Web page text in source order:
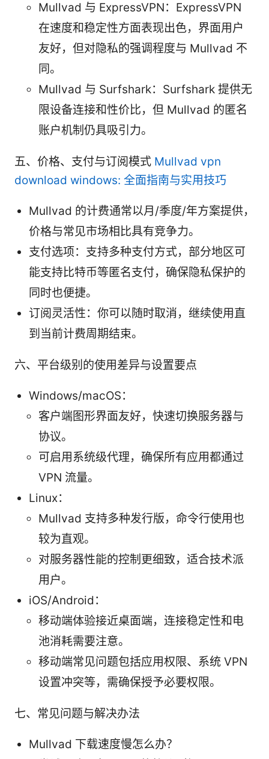
Mullvad 与 ExpressVPN：ExpressVPN
在速度和稳定性方面表现出色，界面用户
友好，但对隐私的强调程度与 Mullvad 不
同。
Mullvad 与 Surfshark：Surfshark 提供无
限设备连接和性价比，但 Mullvad 的匿名
账户机制仍具吸引力。
五、价格、支付与订阅模式 Mullvad vpn
download windows: 全面指南与实用技巧
Mullvad 的计费通常以月/季度/年方案提供，
价格与常见市场相比具有竞争力。
支付选项：支持多种支付方式，部分地区可
能支持比特币等匿名支付，确保隐私保护的
同时也便捷。
订阅灵活性：你可以随时取消，继续使用直
到当前计费周期结束。
六、平台级别的使用差异与设置要点
Windows/macOS：
客户端图形界面友好，快速切换服务器与
协议。
可启用系统级代理，确保所有应用都通过
VPN 流量。
Linux：
Mullvad 支持多种发行版，命令行使用也
较为直观。
对服务器性能的控制更细致，适合技术派
用户。
iOS/Android：
移动端体验接近桌面端，连接稳定性和电
池消耗需要注意。
移动端常见问题包括应用权限、系统 VPN
设置冲突等，需确保授予必要权限。
七、常见问题与解决办法
Mullvad 下载速度慢怎么办？